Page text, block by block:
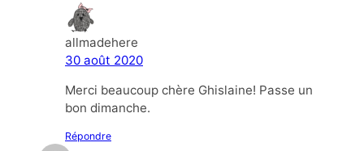
allmadehere
30 août 2020
Merci beaucoup chère Ghislaine! Passe un
bon dimanche.
Répondre